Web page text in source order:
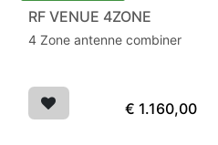
RF VENUE 4ZONE
4 Zone antenne combiner
€ 1.160,00